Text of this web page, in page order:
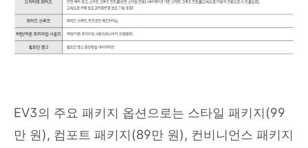
EV3의 주요 패키지 옵션으로는 스타일 패키지(99
만 원), 컴포트 패키지(89만 원), 컨비니언스 패키지